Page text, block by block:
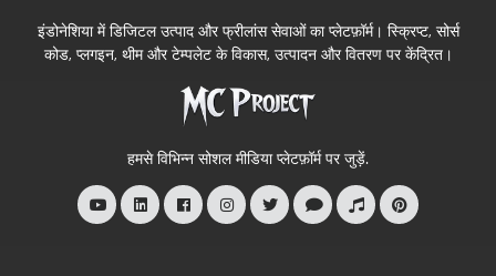
आधिकारिक
इंडोनेशिया में डिजिटल उत्पाद और फ्रीलांस सेवाओं का प्लेटफ़ॉर्म। स्क्रिप्ट, सोर्स
कोड, प्लगइन, थीम और टेम्पलेट के विकास, उत्पादन और वितरण पर केंद्रित।
हमसे विभिन्न सोशल मीडिया प्लेटफ़ॉर्म पर जुड़ें.